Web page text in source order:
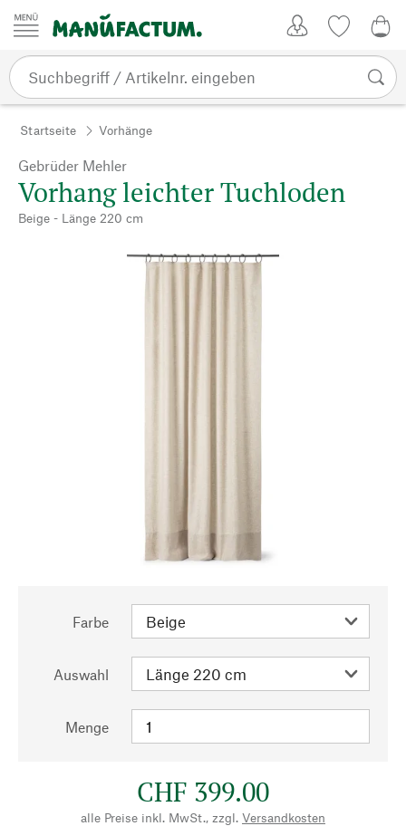
Zum Inhalt springen
Startseite Vorhänge
Gebrüder Mehler
Vorhang leichter Tuchloden
Beige - Länge 220 cm
Farbe
Auswahl
Menge
CHF 399.00
alle Preise inkl. MwSt., zzgl. Versandkosten